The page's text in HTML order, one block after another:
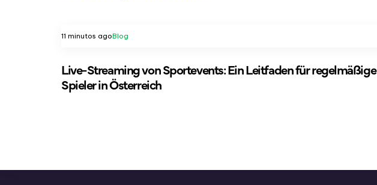
11 minutos agoBlog
Live-Streaming von Sportevents: Ein Leitfaden für regelmäßige
Spieler in Österreich